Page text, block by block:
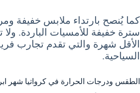
كما يُنصح بارتداء ملابس خفيفة
سترة خفيفة للأمسيات الباردة. ولا
الأقل شهرة والتي تقدم تجارب
السياحية.
الطقس ودرجات الحرارة في كرواتيا شهر